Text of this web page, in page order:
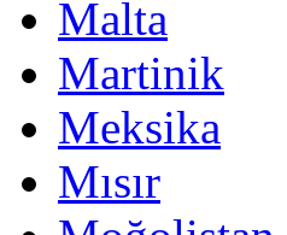
Malta
Martinik
Meksika
Mısır